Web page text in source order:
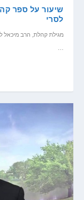
שיעור על ספר
לסרי
מגילת קהלת, הרב מיכאל
...